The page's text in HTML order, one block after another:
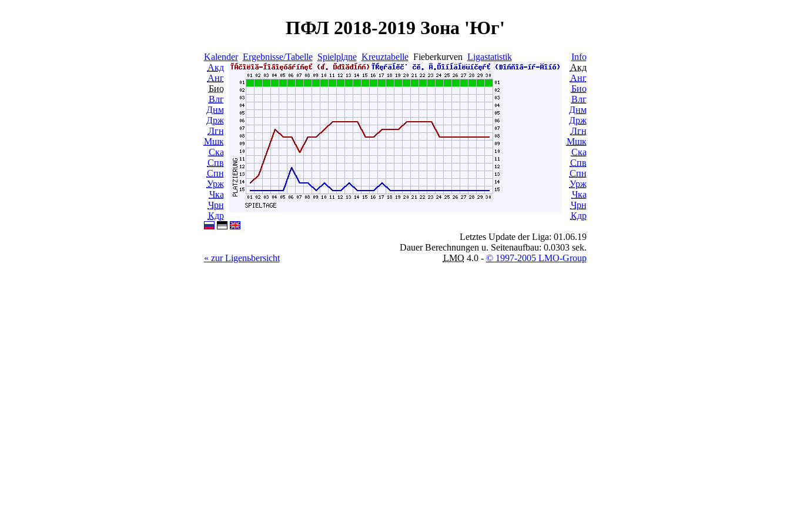
ПФЛ 2018-2019 Зона 'Юг'
Kalender Ergebnisse/Tabelle Spielplдne KreuztabelleFieberkurven Ligastatistik
Info
Акд
Анг
Био
Влг
Днм
Држ
Лгн
Мшк
Ска
Спв
Спн
Урж
Чка
Чрн
Кдр
Акд
Анг
Био
Влг
Днм
Држ
Лгн
Мшк
Ска
Спв
Спн
Урж
Чка
Чрн
Кдр
« zur Ligenьbersicht
Letztes Update der Liga: 01.06.19
Dauer Berechnungen u. Seitenaufbau: 0.0303 sek.
LMO 4.0 - © 1997-2005 LMO-Group